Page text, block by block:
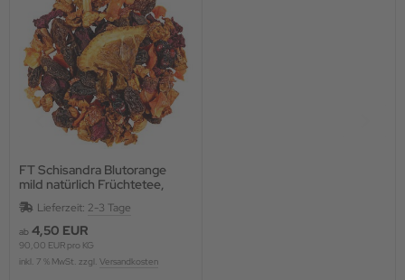
FT Schisandra Blutorange
mild natürlich Früchtetee,
aromatisiert
Lieferzeit: 2-3 Tage
ab 4,50 EUR
90,00 EUR pro KG
inkl. 7 % MwSt. zzgl. Versandkosten